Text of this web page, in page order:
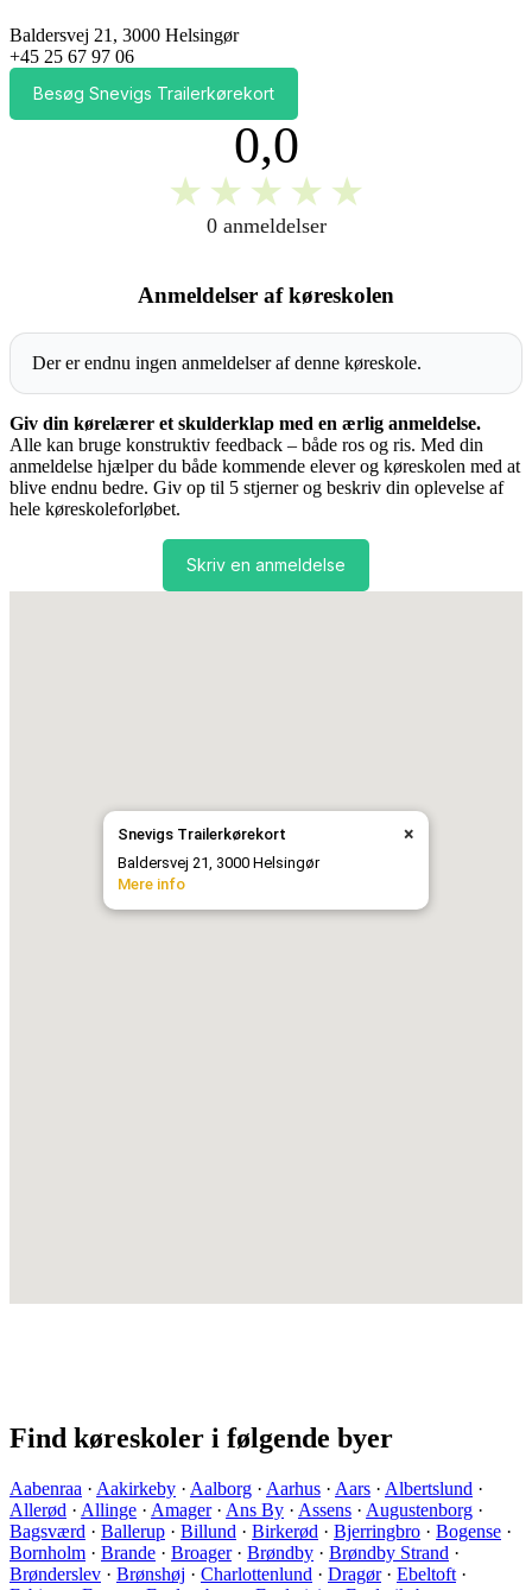
Baldersvej 21, 3000 Helsingør
+45 25 67 97 06
Besøg Snevigs Trailerkørekort
0,0
★ ★ ★ ★ ★
0 anmeldelser
Anmeldelser af køreskolen
Der er endnu ingen anmeldelser af denne køreskole.
Giv din kørelærer et skulderklap med en ærlig anmeldelse.
Alle kan bruge konstruktiv feedback – både ros og ris. Med din
anmeldelse hjælper du både kommende elever og køreskolen med at
blive endnu bedre. Giv op til 5 stjerner og beskriv din oplevelse af
hele køreskoleforløbet.
Skriv en anmeldelse
×
Snevigs Trailerkørekort
Baldersvej 21, 3000 Helsingør
Mere info
Find køreskoler i følgende byer
Aabenraa · Aakirkeby · Aalborg · Aarhus · Aars · Albertslund ·
Allerød · Allinge · Amager· Ans By · Assens · Augustenborg ·
Bagsværd · Ballerup · Billund · Birkerød · Bjerringbro · Bogense ·
Bornholm · Brande · Broager· Brøndby · Brøndby Strand ·
Brønderslev · Brønshøj · Charlottenlund · Dragør· Ebeltoft ·